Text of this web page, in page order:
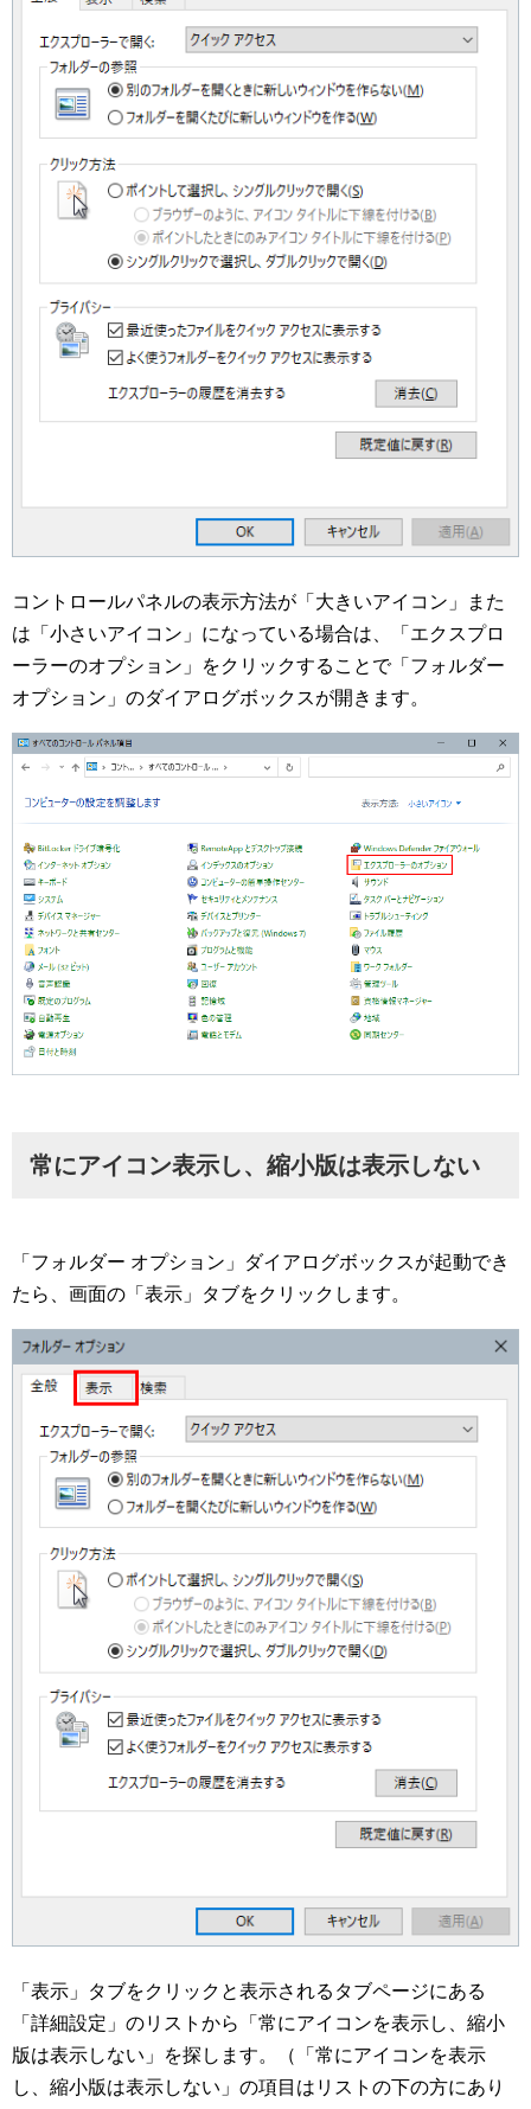
コントロールパネルの表示方法が「大きいアイコン」また
は「小さいアイコン」になっている場合は、「エクスプロ
ーラーのオプション」をクリックすることで「フォルダー
オプション」のダイアログボックスが開きます。
常にアイコン表示し、縮小版は表示しない
「フォルダー オプション」ダイアログボックスが起動でき
たら、画面の「表示」タブをクリックします。
「表示」タブをクリックと表示されるタブページにある
「詳細設定」のリストから「常にアイコンを表示し、縮小
版は表示しない」を探します。（「常にアイコンを表示
し、縮小版は表示しない」の項目はリストの下の方にあり